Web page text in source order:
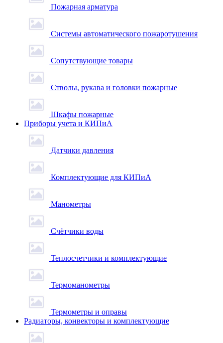
Пожарная арматура
Системы автоматического пожаротушения
Сопутствующие товары
Стволы, рукава и головки пожарные
Шкафы пожарные
Приборы учета и КИПиА
Датчики давления
Комплектующие для КИПиА
Манометры
Счётчики воды
Теплосчетчики и комплектующие
Термоманометры
Термометры и оправы
Радиаторы, конвекторы и комплектующие